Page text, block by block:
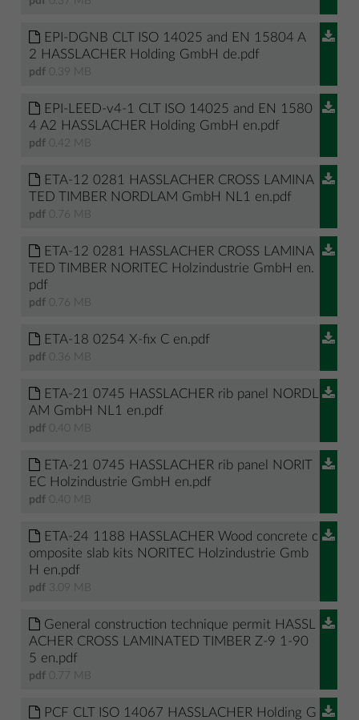
EPI-DGNB CLT ISO 14025 and EN 15804 A
2 HASSLACHER Holding GmbH de.pdf
pdf 0.39 MB
EPI-LEED-v4-1 CLT ISO 14025 and EN 1580
4 A2 HASSLACHER Holding GmbH en.pdf
pdf 0.42 MB
ETA-12 0281 HASSLACHER CROSS LAMINA
TED TIMBER NORDLAM GmbH NL1 en.pdf
pdf 0.76 MB
ETA-12 0281 HASSLACHER CROSS LAMINA
TED TIMBER NORITEC Holzindustrie GmbH en.
pdf
pdf 0.76 MB
ETA-18 0254 X-fix C en.pdf
pdf 0.36 MB
ETA-21 0745 HASSLACHER rib panel NORDL
AM GmbH NL1 en.pdf
pdf 0.40 MB
ETA-21 0745 HASSLACHER rib panel NORIT
EC Holzindustrie GmbH en.pdf
pdf 0.40 MB
ETA-24 1188 HASSLACHER Wood concrete c
omposite slab kits NORITEC Holzindustrie Gmb
H en.pdf
pdf 3.09 MB
General construction technique permit HASSL
ACHER CROSS LAMINATED TIMBER Z-9 1-90
5 en.pdf
pdf 0.77 MB
PCF CLT ISO 14067 HASSLACHER Holding G